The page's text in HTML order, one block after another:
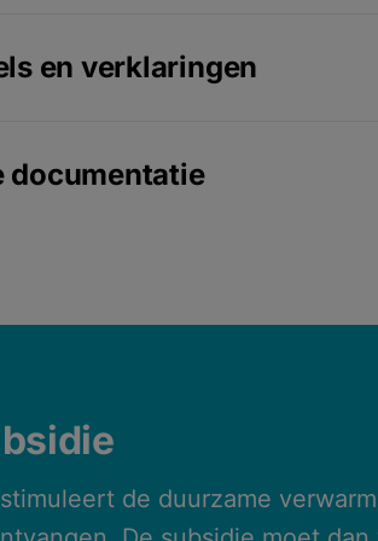
en verklaringen
documentatie
de duurzame